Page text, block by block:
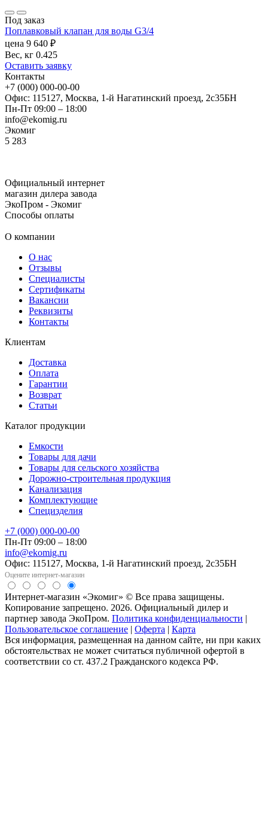
Под заказ
Поплавковый клапан для воды G3/4
цена 9 640 ₽
Вес, кг 0.425
Оставить заявку
Контакты
+7 (000) 000-00-00
Офис: 115127, Москва, 1-й Нагатинский проезд, 2с35БН
Пн-Пт 09:00 – 18:00
info@ekomig.ru
Экомиг
5 283
Официальный интернет
магазин дилера завода
ЭкоПром - Экомиг
Способы оплаты
О компании
О нас
Отзывы
Специалисты
Сертификаты
Вакансии
Реквизиты
Контакты
Клиентам
Доставка
Оплата
Гарантии
Возврат
Статьи
Каталог продукции
Емкости
Товары для дачи
Товары для сельского хозяйства
Дорожно-строительная продукция
Канализация
Комплектующие
Специзделия
+7 (000) 000-00-00
Пн-Пт 09:00 – 18:00
info@ekomig.ru
Офис: 115127, Москва, 1-й Нагатинский проезд, 2с35БН
Оцените интернет-магазин
Интернет-магазин «Экомиг» © Все права защищены.
Копирование запрещено. 2026. Официальный дилер и
партнер завода ЭкоПром. Политика конфиденциальности |
Пользовательское соглашение | Оферта | Карта
Вся информация, размещенная на данном сайте, ни при каких
обстоятельствах не может считаться публичной офертой в
соответствии со ст. 437.2 Гражданского кодекса РФ.